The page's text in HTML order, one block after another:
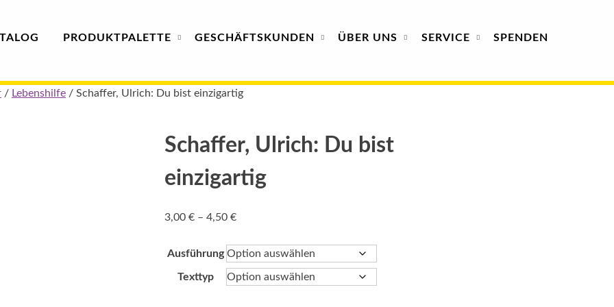
PRODUKT PALETTE GESCHÄFTS­ KUNDEN ÜBER UNS SERVICE SPENDEN
/ Lebenshilfe / Schaffer, Ulrich: Du bist einzigartig
Schaffer, Ulrich: Du bist
einzigartig
3,00 € – 4,50 €Preisspanne:
bis
4,50 €
Ausführung
Texttyp